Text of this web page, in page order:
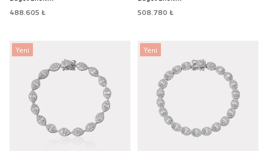
488.605 ₺
508.780 ₺
Yeni Yeni